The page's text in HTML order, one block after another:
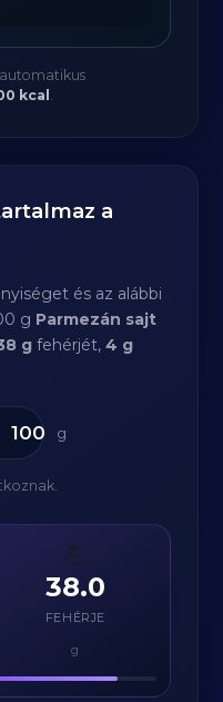
kcal .
a
és az alábbi
g Parmezán sajt
g fehérjét,4 g
g
💪
38.0
FEHÉRJE
g